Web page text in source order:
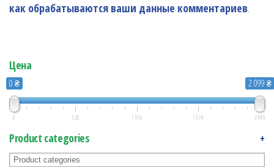
как обрабатываются ваши данные комментариев.
Цена
0 ₴ 2 099 ₴
0 525 1 050 1 574 2 099
Product categories +